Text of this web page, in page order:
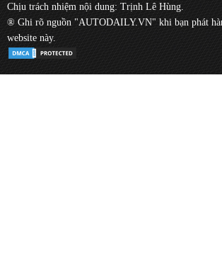
Chịu trách nhiệm nội dung: Trịnh Lê Hùng.
® Ghi rõ nguồn "AUTODAILY.VN" khi bạn phát
website này.